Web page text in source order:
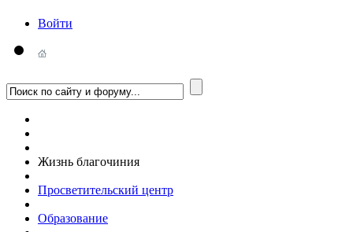
Войти
Жизнь благочиния
Просветительский центр
Образование